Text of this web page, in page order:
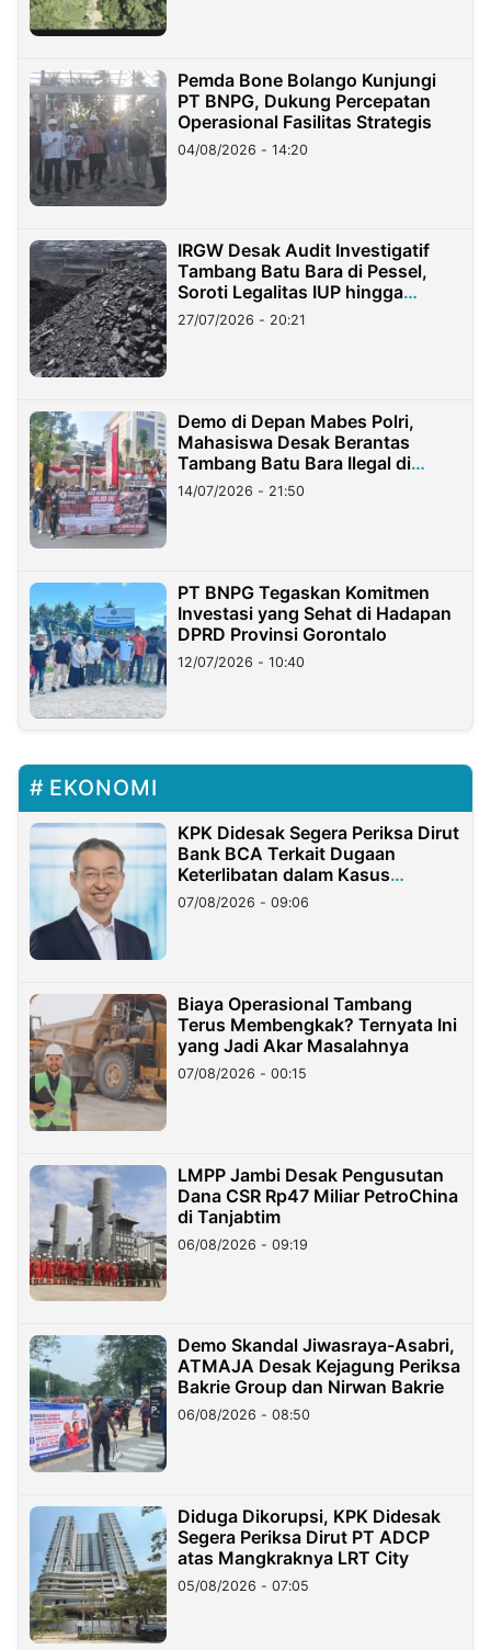
Pemda Bone Bolango Kunjungi
PT BNPG, Dukung Percepatan
Operasional Fasilitas Strategis
04/08/2026 - 14:20
IRGW Desak Audit Investigatif
Tambang Batu Bara di Pessel,
Soroti Legalitas IUP hingga
Stockpile
27/07/2026 - 20:21
Demo di Depan Mabes Polri,
Mahasiswa Desak Berantas
Tambang Batu Bara Ilegal di
Lampung
14/07/2026 - 21:50
PT BNPG Tegaskan Komitmen
Investasi yang Sehat di Hadapan
DPRD Provinsi Gorontalo
12/07/2026 - 10:40
EKONOMI
KPK Didesak Segera Periksa Dirut
Bank BCA Terkait Dugaan
Keterlibatan dalam Kasus
Hilangnya Dana Nasabah Rp2,58
Miliar
07/08/2026 - 09:06
Biaya Operasional Tambang
Terus Membengkak? Ternyata Ini
yang Jadi Akar Masalahnya
07/08/2026 - 00:15
LMPP Jambi Desak Pengusutan
Dana CSR Rp47 Miliar PetroChina
di Tanjabtim
06/08/2026 - 09:19
Demo Skandal Jiwasraya-Asabri,
ATMAJA Desak Kejagung Periksa
Bakrie Group dan Nirwan Bakrie
06/08/2026 - 08:50
Diduga Dikorupsi, KPK Didesak
Segera Periksa Dirut PT ADCP
atas Mangkraknya LRT City
05/08/2026 - 07:05